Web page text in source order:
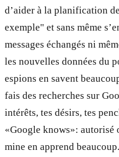
d’aider à la planification
exemple" et sans même
messages échangés ni
les nouvelles données du
espions en savent
fais des recherches sur
intérêts, tes désirs, tes
«Google knows»: autorisé
mine en apprend